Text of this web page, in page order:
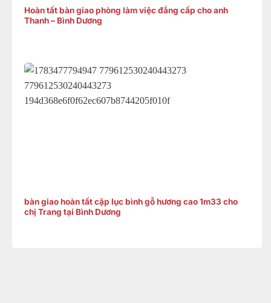
Hoàn tất bàn giao phòng làm việc đẳng cấp cho anh
Thanh – Bình Dương
bàn giao hoàn tất cặp lục bình gỗ hương cao 1m33 cho
chị Trang tại Bình Dương